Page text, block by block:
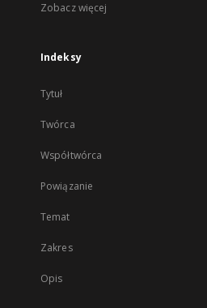
Zobacz więcej
Indeksy
Tytuł
Twórca
Współtwórca
Powiązanie
Temat
Zakres
Opis